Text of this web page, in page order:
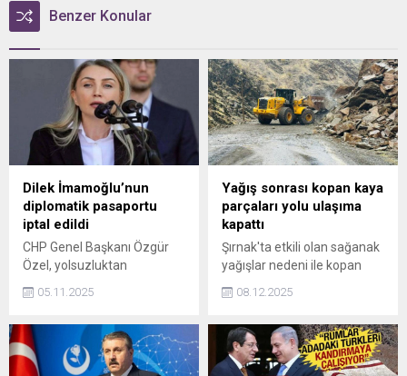
Benzer Konular
Dilek İmamoğlu’nun
diplomatik pasaportu
iptal edildi
CHP Genel Başkanı Özgür
Özel, yolsuzluktan
Ekrem İmamoğlu'nun eşi
diplomatik pasaportunun
iptal edildiğini açıkladı.
05.11.2025
Yağış sonrası kopan kaya
parçaları yolu ulaşıma
kapattı
Şırnak'ta etkili olan sağanak
yağışlar nedeni ile kopan
Beytüşşebap yolunu
açmak için seferber oldu.
08.12.2025